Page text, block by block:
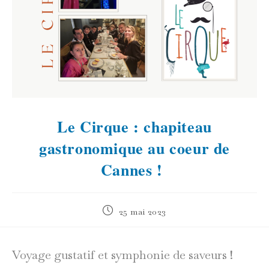
Le Cirque : chapiteau
gastronomique au coeur de
Cannes !
Publication
25 mai 2023
Voyage gustatif et symphonie de saveurs !